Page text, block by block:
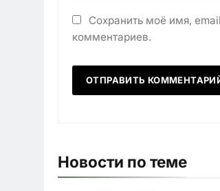
Сохранить моё имя,
комментариев.
Новости по теме